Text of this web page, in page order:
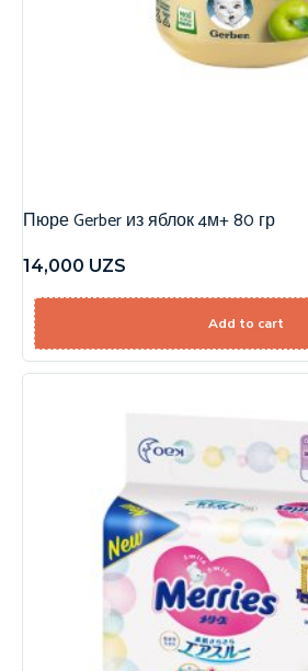
Пюре Gerber из яблок 4м+ 80 гр
14,000 UZS
Add to cart